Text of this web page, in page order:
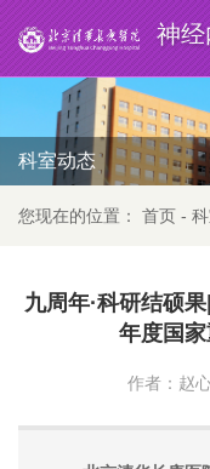
神
科室动态
您现在的位置： 首页 -
九周年·科研结硕
年度国
作者：赵